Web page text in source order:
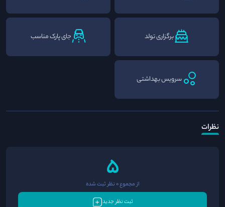
برگزاری تولد جای پارک مناسب
سرویس بهداشتی
نظرات
5از مجموع 0 نظر ثبت شده
ثبت نظر جدید